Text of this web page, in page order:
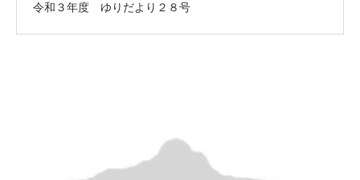
令和３年度 ゆりだより２８号